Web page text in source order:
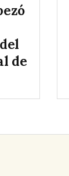
de